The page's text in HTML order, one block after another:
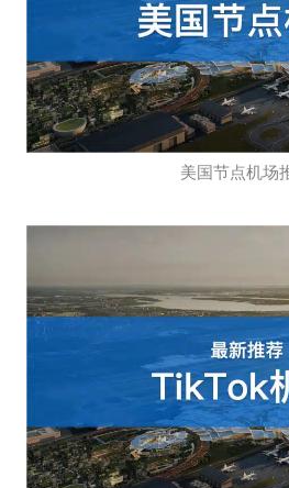
美国节点机场